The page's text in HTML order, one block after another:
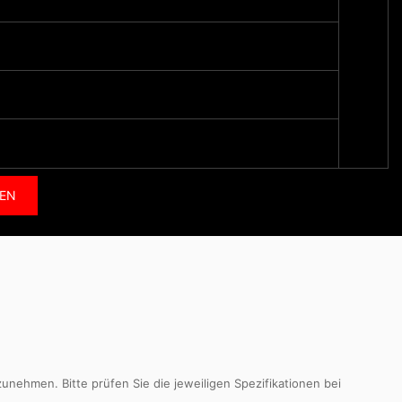
Bitte prüfen Sie die jeweiligen Spezifikationen bei